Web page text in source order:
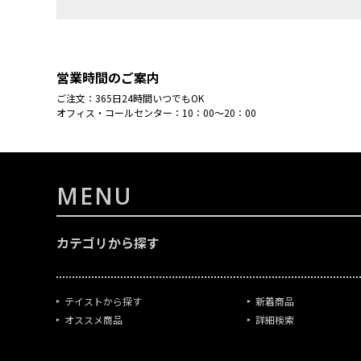
営業時間のご案内
ご注文：365日24時間いつでもOK
オフィス・コールセンター：10：00～20：00
MENU
カテゴリから探す
テイストから探す
オススメ商品
新着商品
詳細検索